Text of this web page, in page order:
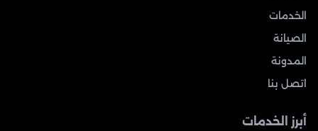
الخدمات
الصيانة
المدونة
اتصل بنا
أبرز الخدمات